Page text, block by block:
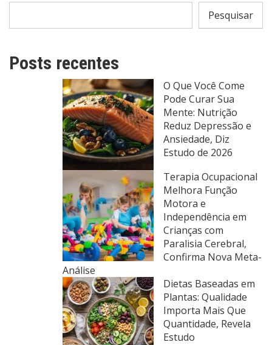
Pesquisar
Posts recentes
O Que Você Come
Pode Curar Sua
Mente: Nutrição
Reduz Depressão e
Ansiedade, Diz
Estudo de 2026
Terapia Ocupacional
Melhora Função
Motora e
Independência em
Crianças com
Paralisia Cerebral,
Confirma Nova Meta-
Análise
Dietas Baseadas em
Plantas: Qualidade
Importa Mais Que
Quantidade, Revela
Estudo